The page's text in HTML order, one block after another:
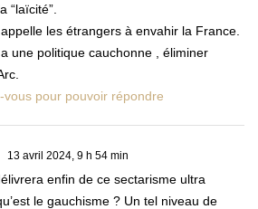
“laïcité”.
les étrangers à envahir la France.
une politique cauchonne , éliminer
vous pour pouvoir répondre
13 avril 2024, 9 h 54 min
enfin de ce sectarisme ultra
le gauchisme ? Un tel niveau de